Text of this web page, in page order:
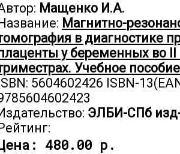
Мащенко И.А.
Магнитно-
в диагностике
у беременных во II
Учебное пособие
5604602426 ISBN-
ЭЛБИ-СПб
480.00 р.